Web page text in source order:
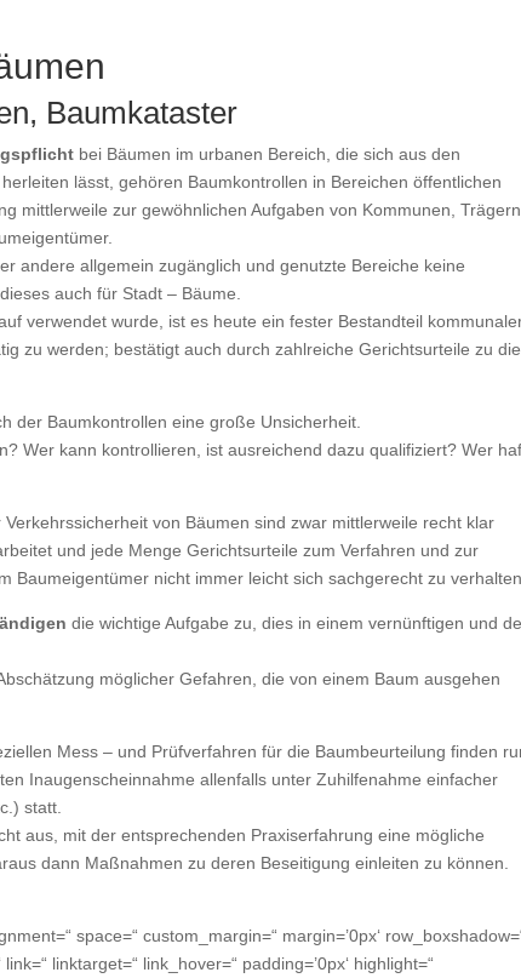
Baumkataster
bei Bäumen im urbanen Bereich, die sich aus den
lässt, gehören Baumkontrollen in Bereichen öffentlichen
mittlerweile zur gewöhnlichen Aufgaben von Kommunen, Trägern
andere allgemein zugänglich und genutzte Bereiche keine
auch für Stadt – Bäume.
verwendet wurde, ist es heute ein fester Bestandteil
zu werden; bestätigt auch durch zahlreiche Gerichtsurteile zu
der Baumkontrollen eine große Unsicherheit.
Wer kann kontrollieren, ist ausreichend dazu qualifiziert? Wer
von Bäumen sind zwar mittlerweile recht klar
und jede Menge Gerichtsurteile zum Verfahren und zur
Baumeigentümer nicht immer leicht sich sachgerecht zu verhalten.
die wichtige Aufgabe zu, dies in einem vernünftigen und
möglicher Gefahren, die von einem Baum ausgehen
Mess – und Prüfverfahren für die Baumbeurteilung finden
Inaugenscheinnahme allenfalls unter Zuhilfenahme einfacher
statt.
aus, mit der entsprechenden Praxiserfahrung eine mögliche
dann Maßnahmen zu deren Beseitigung einleiten zu können.
space=“ custom_margin=“ margin=’0px‘
linktarget=“ link_hover=“ padding=’0px‘ highlight=“